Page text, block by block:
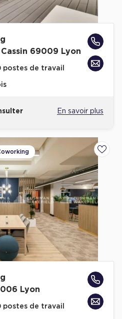
A
Paris
Bordeaux
Toulouse
Reims
69009 Lyon
postes de travail
En savoir plus
Lyon
postes de travail